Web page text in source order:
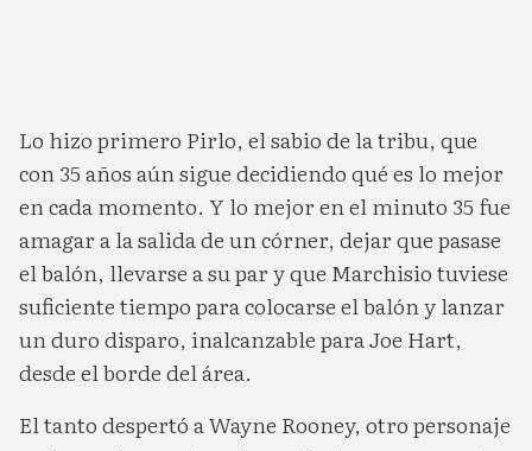
Lo hizo primero Pirlo, el sabio de la tribu, que
con 35 años aún sigue decidiendo qué es lo mejor
en cada momento. Y lo mejor en el minuto 35 fue
amagar a la salida de un córner, dejar que pasase
el balón, llevarse a su par y que Marchisio tuviese
suficiente tiempo para colocarse el balón y lanzar
un duro disparo, inalcanzable para Joe Hart,
desde el borde del área.
El tanto despertó a Wayne Rooney, otro personaje